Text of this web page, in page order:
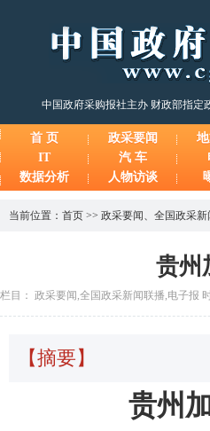
中国政府采购报社主办 财政部指定
首 页 政采要闻
IT
汽 车
数据分析
人物访谈
当前位置： 首页 >> 政采要闻 、 全国政采新
贵州
栏目： 政采要闻,全国政采新闻联播,电子报
【摘要】
贵州